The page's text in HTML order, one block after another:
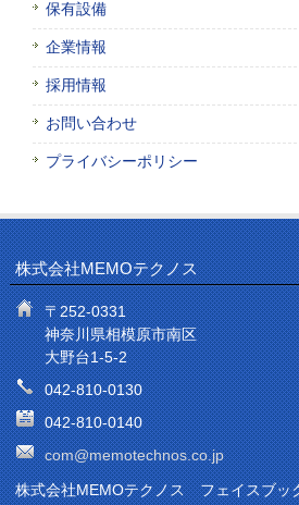
保有設備
企業情報
採用情報
お問い合わせ
プライバシーポリシー
株式会社MEMOテクノス
〒252-0331
神奈川県相模原市南区
大野台1-5-2
042-810-0130
042-810-0140
com@memotechnos.co.jp
株式会社MEMOテクノス フェイスブッ